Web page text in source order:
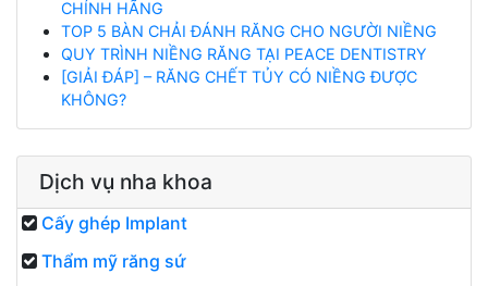
CHÍNH HÃNG
TOP 5 BÀN CHẢI ĐÁNH RĂNG CHO NGƯỜI NIỀNG
QUY TRÌNH NIỀNG RĂNG TẠI PEACE DENTISTRY
[GIẢI ĐÁP] – RĂNG CHẾT TỦY CÓ NIỀNG ĐƯỢC
KHÔNG?
Dịch vụ nha khoa
Cấy ghép Implant
Thẩm mỹ răng sứ